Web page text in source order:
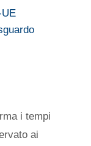
i tempi
ai